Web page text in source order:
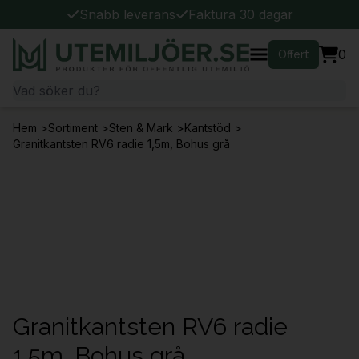
Snabb leverans Faktura 30 dagar
Offert 0
Hem >Sortiment >Sten & Mark >Kantstöd >
Granitkantsten RV6 radie 1,5m, Bohus grå
Granitkantsten RV6 radie